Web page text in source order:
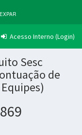
Acesso Interno (Login)
Sesc
de